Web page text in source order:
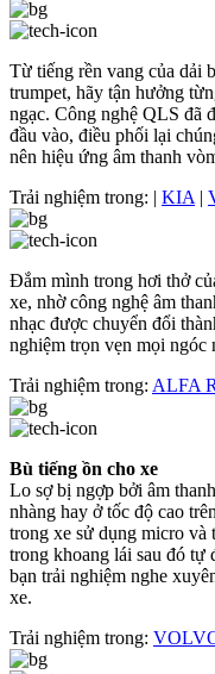
Từ tiếng rền vang của dải
trumpet, hãy tận hưởng
ngạc. Công nghệ QLS đã
đầu vào, điều phối lại
nên hiệu ứng âm thanh
Trải nghiệm trong: | KIA |
Đắm mình trong hơi thở
xe, nhờ công nghệ âm
nhạc được chuyển đổi
nghiệm trọn vẹn mọi ngóc
Trải nghiệm trong: ALFA
Bù tiếng ồn cho xe
Lo sợ bị ngợp bởi âm
nhàng hay ở tốc độ cao
trong xe sử dụng micro và
trong khoang lái sau đó tự
bạn trải nghiệm nghe
xe.
Trải nghiệm trong: